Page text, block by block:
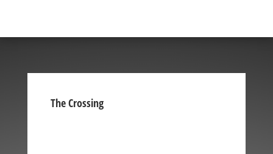
The Crossing